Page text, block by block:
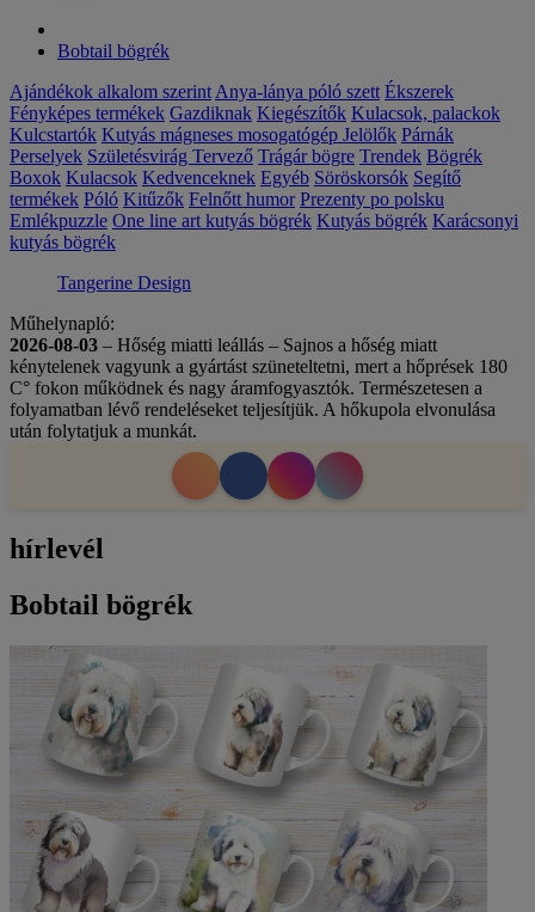
Bobtail bögrék
Ajándékok alkalom szerint Anya-lánya póló szett Ékszerek
Fényképes termékek Gazdiknak Kiegészítők Kulacsok, palackok
Kulcstartók Kutyás mágneses mosogatógép Jelölők Párnák
Perselyek Születésvirág Tervező Trágár bögre Trendek Bögrék
Boxok Kulacsok Kedvenceknek Egyéb Söröskorsók Segítő
termékek Póló Kitűzők Felnőtt humor Prezenty po polsku
Emlékpuzzle One line art kutyás bögrék Kutyás bögrék Karácsonyi
kutyás bögrék
Tangerine Design
Műhelynapló:
2026-08-03 – Hőség miatti leállás – Sajnos a hőség miatt
kénytelenek vagyunk a gyártást szüneteltetni, mert a hőprések 180
C° fokon működnek és nagy áramfogyasztók. Természetesen a
folyamatban lévő rendeléseket teljesítjük. A hőkupola elvonulása
után folytatjuk a munkát.
hírlevél
Bobtail bögrék